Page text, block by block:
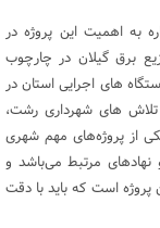
به اهمیت این پروژه در
برق گیلان در چارچوب
های اجرایی استان در
های شهرداری رشت،
از پروژه‌های مهم شهری
مرتبط می‌باشد و
پروژه است که باید با دقت